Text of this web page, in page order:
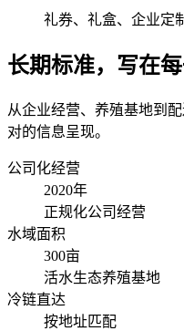
礼券、礼盒、企业定
长期标准， 写在
从企业经营、养殖基地到
对的信息呈现。
公司化经营
2020年
正规化公司经营
水域面积
300亩
活水生态养殖基地
冷链直达
按地址匹配